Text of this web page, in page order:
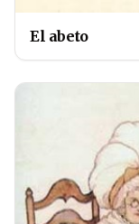
El abeto